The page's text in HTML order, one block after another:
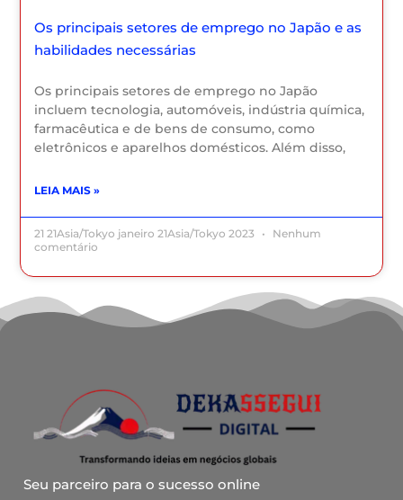
Os principais setores de emprego no Japão e as
habilidades necessárias
Os principais setores de emprego no Japão
incluem tecnologia, automóveis, indústria química,
farmacêutica e de bens de consumo, como
eletrônicos e aparelhos domésticos. Além disso,
LEIA MAIS »
21 21Asia/Tokyo janeiro 21Asia/Tokyo 2023
Nenhum
comentário
Seu parceiro para o sucesso online